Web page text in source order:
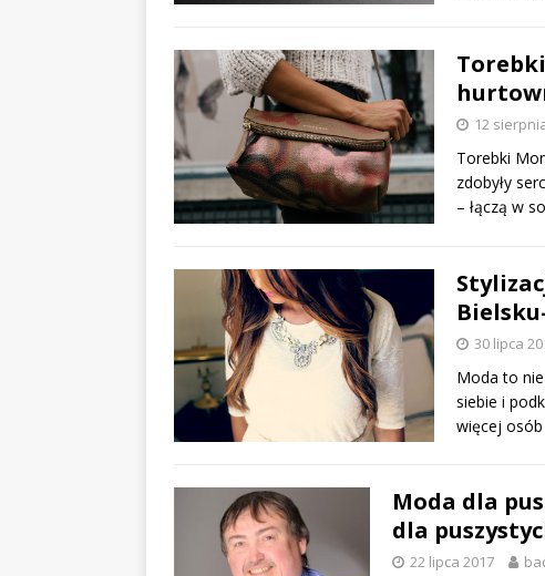
12
Torebki
zdobyły
– łączą w
30 lipca
Moda to
siebie i
więcej
Moda dla
dla
22 lipca 2017